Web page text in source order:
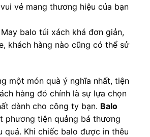
vẻ mang thương hiệu của bạn
May balo túi xách khá đơn giản,
khách hàng nào cũng có thể sử
một món quà ý nghĩa nhất, tiện
hàng đó chính là sự lựa chọn
dành cho công ty bạn. Balo
phương tiện quảng bá thương
quả. Khi chiếc balo được in thêu